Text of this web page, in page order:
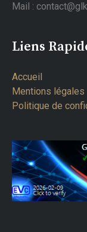
Mail :
Liens
Accueil
Mentions légales
Politique de